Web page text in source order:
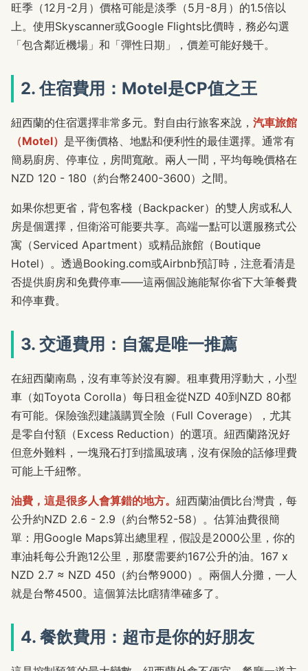
旺季（12月-2月）價格可能是淡季（5月-8月）的1.5倍以
上。使用Skyscanner或Google Flights比價時，務必勾選
「包含鄰近機場」和「彈性日期」，價差可能好幾千。
2. 住宿費用：Motel是CP值之王
紐西蘭的住宿選擇非常多元。對自由行旅客來說， 汽車旅館
（Motel） 是平衡價格、地點和便利性的最佳選擇。通常有
簡易廚房、停車位，房間寬敞。兩人一間，平均每晚價格在
NZD 120 - 180（約台幣2400-3600）之間。
如果你想更省，背包客棧（Backpacker）的雙人房或私人
房是個選擇，但衛浴可能要共享。高端一點可以選服務式公
寓（Serviced Apartment）或精品旅館（Boutique
Hotel）。透過Booking.com或Airbnb預訂時，注意看清是
否提供廚房和免費停車——這兩個設施能幫你省下大筆餐費
和停車費。
3. 交通費用：自駕是唯一推薦
在紐西蘭南島，沒有車等於沒有腳。租車費用浮動大，小型
車（如Toyota Corolla）每日租金從NZD 40到NZD 80都
有可能。保險強烈建議購買全險（Full Coverage），尤其
是零自付額（Excess Reduction）的選項。紐西蘭路況好
但意外難料，一塊飛石打到擋風玻璃，沒有保險的話修理費
可能上千紐幣。
油費，這是很多人會算錯的地方。 紐西蘭油價比台灣貴，每
公升約NZD 2.6 - 2.9（約台幣52-58）。估算油費很簡
單：用Google Maps算出總里程，假設是2000公里，你的
車油耗每公升跑12公里，那麼需要約167公升的油。167 x
NZD 2.7 ≈ NZD 450（約台幣9000）。兩個人分攤，一人
就是台幣4500。這個算法比瞎猜準確多了。
4. 餐飲費用：超市是你的好朋友